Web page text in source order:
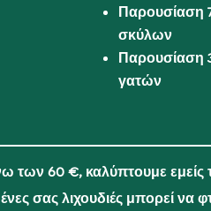
Παρουσίαση
σκύλων
Παρουσίαση
γατών
των 60 €, καλύπτουμε εμείς
σας λιχουδιές μπορεί να